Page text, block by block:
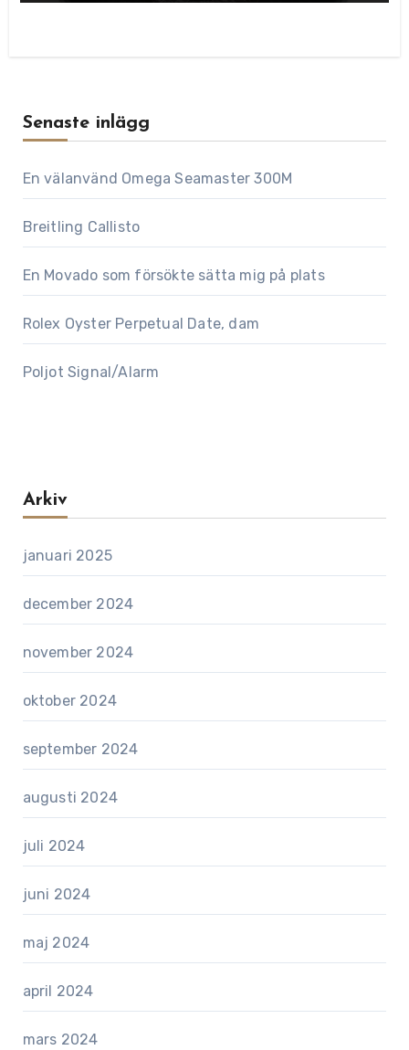
Senaste inlägg
En välanvänd Omega Seamaster 300M
Breitling Callisto
En Movado som försökte sätta mig på plats
Rolex Oyster Perpetual Date, dam
Poljot Signal/Alarm
Arkiv
januari 2025
december 2024
november 2024
oktober 2024
september 2024
augusti 2024
juli 2024
juni 2024
maj 2024
april 2024
mars 2024